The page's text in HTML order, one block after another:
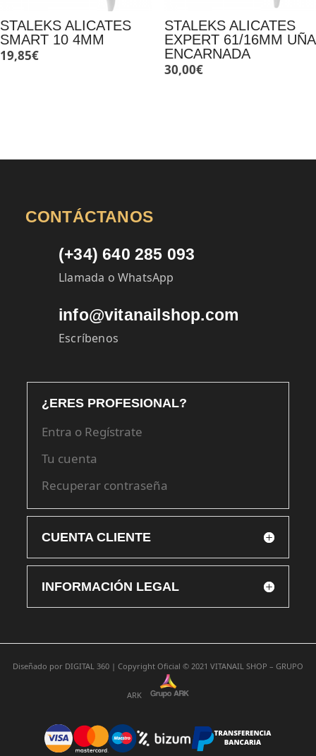
STALEKS ALICATES
SMART 10 4MM
19,85€
STALEKS ALICATES
EXPERT 61/16MM UÑA
ENCARNADA
30,00€
CONTÁCTANOS
(+34) 640 285 093
Llamada o WhatsApp
info@vitanailshop.com
Escríbenos
¿ERES PROFESIONAL?
Entra o Regístrate
Tu cuenta
Recuperar contraseña
CUENTA CLIENTE
INFORMACIÓN LEGAL
Diseñado por DIGITAL 360 | Copyright Oficial © 2021 VITANAIL SHOP – GRUPO
ARK